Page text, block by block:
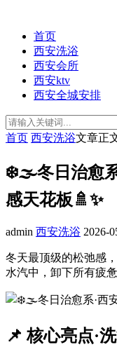
首页
西安洗浴
西安会所
西安ktv
西安全城安排
首页 西安洗浴文章正
❄️🌫️冬日治愈系
感天花板🚿✨
admin 西安洗浴 2026-
冬天最顶级的松弛感
水汽中，卸下所有疲惫
📌 核心亮点·